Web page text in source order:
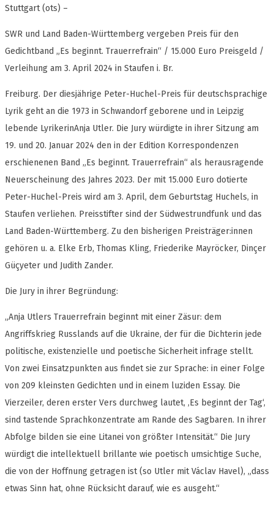
Stuttgart (ots) –
SWR und Land Baden-Württemberg vergeben Preis für den
Gedichtband „Es beginnt. Trauerrefrain“ / 15.000 Euro Preisgeld /
Verleihung am 3. April 2024 in Staufen i. Br.
Freiburg. Der diesjährige Peter-Huchel-Preis für deutschsprachige
Lyrik geht an die 1973 in Schwandorf geborene und in Leipzig
lebende LyrikerinAnja Utler. Die Jury würdigte in ihrer Sitzung am
19. und 20. Januar 2024 den in der Edition Korrespondenzen
erschienenen Band „Es beginnt. Trauerrefrain“ als herausragende
Neuerscheinung des Jahres 2023. Der mit 15.000 Euro dotierte
Peter-Huchel-Preis wird am 3. April, dem Geburtstag Huchels, in
Staufen verliehen. Preisstifter sind der Südwestrundfunk und das
Land Baden-Württemberg. Zu den bisherigen Preisträger:innen
gehören u. a. Elke Erb, Thomas Kling, Friederike Mayröcker, Dinçer
Güçyeter und Judith Zander.
Die Jury in ihrer Begründung:
„Anja Utlers Trauerrefrain beginnt mit einer Zäsur: dem
Angriffskrieg Russlands auf die Ukraine, der für die Dichterin jede
politische, existenzielle und poetische Sicherheit infrage stellt.
Von zwei Einsatzpunkten aus findet sie zur Sprache: in einer Folge
von 209 kleinsten Gedichten und in einem luziden Essay. Die
Vierzeiler, deren erster Vers durchweg lautet, ‚Es beginnt der Tag‘,
sind tastende Sprachkonzentrate am Rande des Sagbaren. In ihrer
Abfolge bilden sie eine Litanei von größter Intensität.“ Die Jury
würdigt die intellektuell brillante wie poetisch umsichtige Suche,
die von der Hoffnung getragen ist (so Utler mit Václav Havel), „dass
etwas Sinn hat, ohne Rücksicht darauf, wie es ausgeht.“